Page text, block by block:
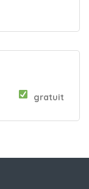
gratuit